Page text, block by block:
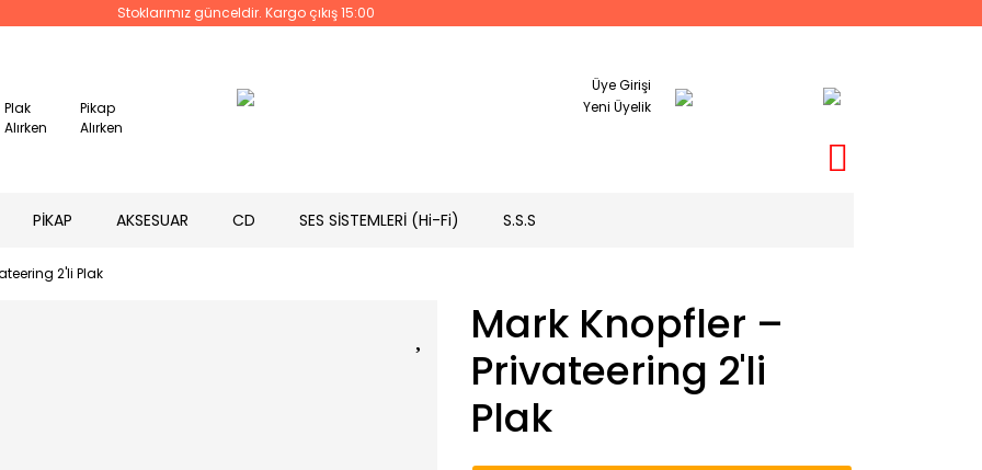
Stoklarımız günceldir. Kargo çıkış 15:00
Plak
Alırken
Pikap
Alırken
Üye Girişi
Yeni Üyelik
PİKAP AKSESUAR CD SES SİSTEMLERİ (Hi-Fi) S.S.S
2'li Plak
Mark Knopfler –
Privateering 2'li
Plak